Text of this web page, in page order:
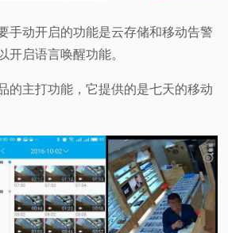
手动开启的功能是云存储和移动告警
开启语言唤醒功能。
的主打功能，它提供的是七天的移动